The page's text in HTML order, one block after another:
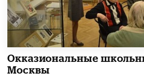
​Окказиональные
Москвы